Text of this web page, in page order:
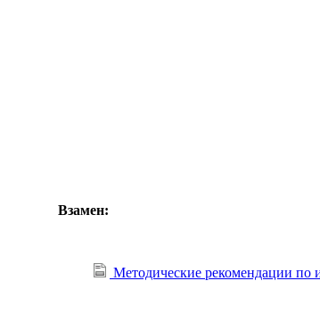
Взамен:
Методические рекомендации по